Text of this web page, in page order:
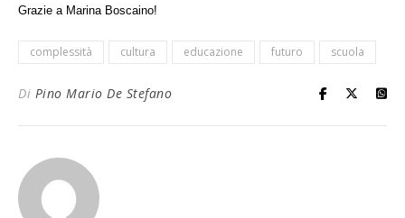
Grazie a Marina Boscaino!
complessità cultura educazione futuro scuola
Di Pino Mario De Stefano